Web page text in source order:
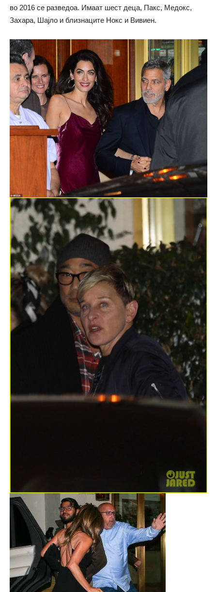
во 2016 се разведоа. Имаат шест деца, Пакс, Медокс,
Захара, Шајло и близнаците Нокс и Вивиен.